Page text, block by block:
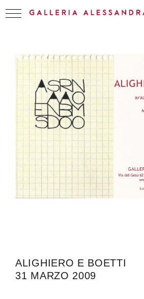
ALIGHIERO E BOETTI
31 MARZO 2009